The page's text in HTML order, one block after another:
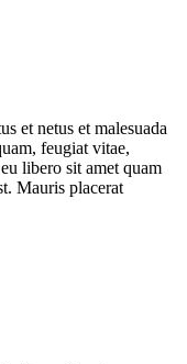
et netus et malesuada
feugiat vitae,
libero sit amet quam
Mauris placerat